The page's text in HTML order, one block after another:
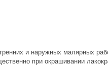
и наружных малярных
при окрашивании